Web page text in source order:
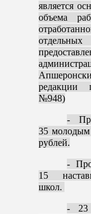
является
объема
редакции
№948)
-
35 молодым
рублей.
-
15
школ.
- 23